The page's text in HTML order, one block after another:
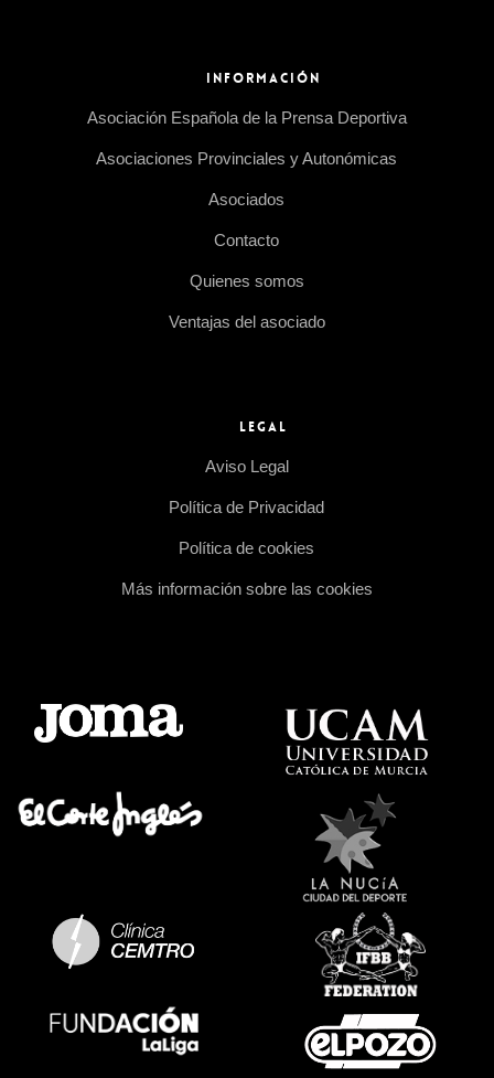
INFORMACIÓN
Asociación Española de la Prensa Deportiva
Asociaciones Provinciales y Autonómicas
Asociados
Contacto
Quienes somos
Ventajas del asociado
LEGAL
Aviso Legal
Política de Privacidad
Política de cookies
Más información sobre las cookies